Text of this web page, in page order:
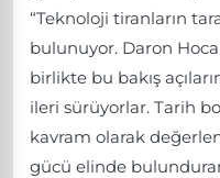
“Teknoloji tiranların
bulunuyor. Daron
birlikte bu bakış
ileri sürüyorlar. Tarih
kavram olarak
gücü elinde